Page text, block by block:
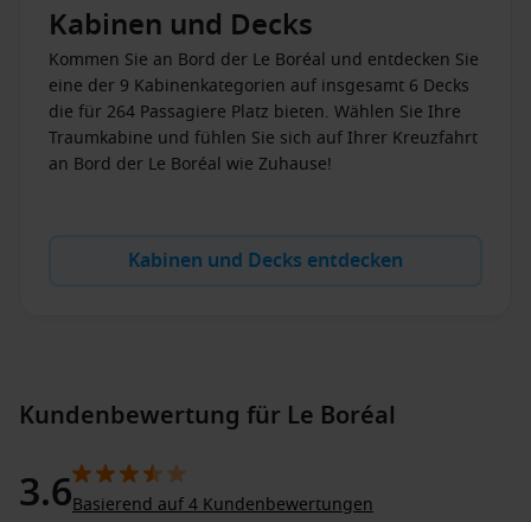
wenden.
Eine Mischung aus Luxus, Tradition und
Innovation
Die Crew der eleganten Yacht versucht allen Gästen eine
entspannte Reise voller unvergesslicher Momente zu bieten.
die Entspannung, Luxus und Kultur während Ihrer
Cartagena und andere entdecken. Durch das einzigartige
Kultur- und Unterhaltungsangebot verspricht das klassisch
luxuriöse Schiff eine unvergessliche Reise.
Kabinen und Decks
Kommen Sie an Bord der Le Boréal und entdecken Sie
eine der 9 Kabinenkategorien auf insgesamt 6 Decks
die für 264 Passagiere Platz bieten. Wählen Sie Ihre
Traumkabine und fühlen Sie sich auf Ihrer Kreuzfahrt
an Bord der Le Boréal wie Zuhause!
Kabinen und Decks entdecken
Kundenbewertung für Le Boréal
3.6Basierend auf 4 Kundenbewertungen